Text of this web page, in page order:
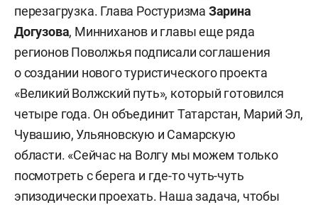
перезагрузка. Глава Ростуризма Зарина
Догузова, Минниханов и главы еще ряда
регионов Поволжья подписали соглашения
о создании нового туристического проекта
«Великий Волжский путь», который готовился
четыре года. Он объединит Татарстан, Марий Эл,
Чувашию, Ульяновскую и Самарскую
области. «Сейчас на Волгу мы можем только
посмотреть с берега и где-то чуть-чуть
эпизодически проехать. Наша задача, чтобы